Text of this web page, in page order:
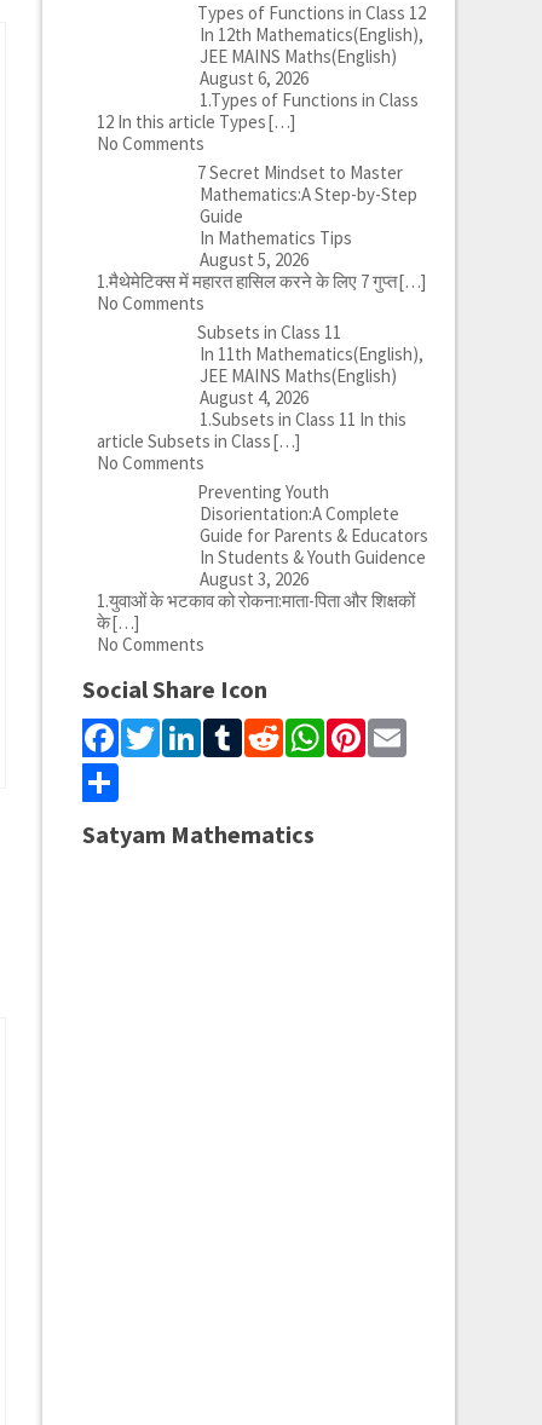
Types of Functions in Class 12
In 12th Mathematics(English),
JEE MAINS Maths(English)
August 6, 2026
1.Types of Functions in Class
12 In this article Types[…]
No Comments
7 Secret Mindset to Master
Mathematics:A Step-by-Step
Guide
In Mathematics Tips
August 5, 2026
1.मैथेमेटिक्स में महारत हासिल करने के लिए 7 गुप्त[…]
No Comments
Subsets in Class 11
In 11th Mathematics(English),
JEE MAINS Maths(English)
August 4, 2026
1.Subsets in Class 11 In this
article Subsets in Class[…]
No Comments
Preventing Youth
Disorientation:A Complete
Guide for Parents & Educators
In Students & Youth Guidence
August 3, 2026
1.युवाओं के भटकाव को रोकना:माता-पिता और शिक्षकों
के[…]
No Comments
Social Share Icon
Facebook
Twitter
LinkedIn
Tumblr
Reddit
WhatsApp
Pinterest
Email
Share
Satyam Mathematics